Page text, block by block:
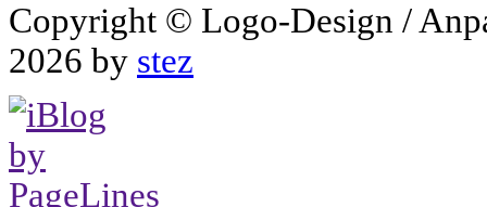
Copyright © Logo-Design /
2026 by stez